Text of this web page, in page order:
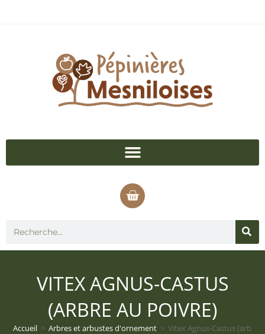
VITEX AGNUS-CASTUS
(ARBRE AU POIVRE)
Accueil > Arbres et arbustes d'ornement > Vitex Agnus-Castus (arbre